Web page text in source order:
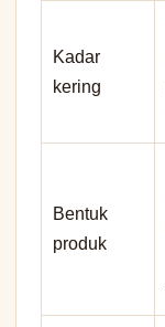
Kadar
kering
Bentuk
produk